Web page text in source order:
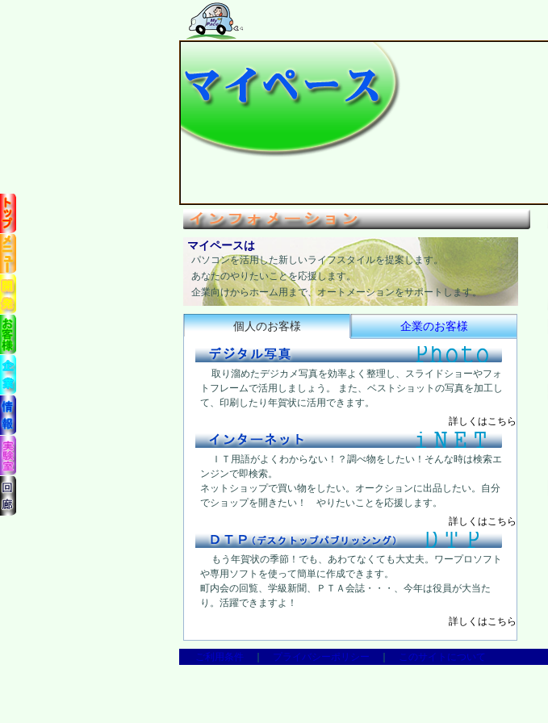
マイペースは
パソコンを活用した新しいライフスタイルを提案します。
あなたのやりたいことを応援します。
企業向けからホーム用まで、オートメーションをサポートします。
個人のお客様 企業のお客様
取り溜めたデジカメ写真を効率よく整理し、スライドショーやフォ
トフレームで活用しましょう。 また、ベストショットの写真を加工し
て、印刷したり年賀状に活用できます。
詳しくはこちら
ＩＴ用語がよくわからない！？調べ物をしたい！そんな時は検索エ
ンジンで即検索。
ネットショップで買い物をしたい。オークションに出品したい。自分
でショップを開きたい！ やりたいことを応援します。
詳しくはこちら
もう年賀状の季節！でも、あわてなくても大丈夫。ワープロソフト
や専用ソフトを使って簡単に作成できます。
町内会の回覧、学級新聞、ＰＴＡ会誌・・・、今年は役員が大当た
り。活躍できますよ！
詳しくはこちら
ご利用条件 プライバシーポリシー このサイトについて